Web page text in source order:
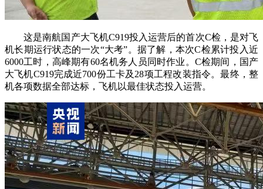
这是南航国产大飞机C919投入运营后的首次C检，是对飞
机长期运行状态的一次“大考”。据了解，本次C检累计投入近
6000工时，高峰期有60名机务人员同时作业。C检期间，国产
大飞机C919完成近700份工卡及28项工程改装指令。最终，整
机各项数据全部达标，飞机以最佳状态投入运营。